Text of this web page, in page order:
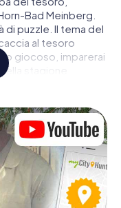
Bad Meinberg.
puzzle. Il tema del
al tesoro
giocoso, imparerai
stagione
gli indizi e
Meinberg
di amici o membri
caccia al tesoro
Tutto ciò di cui hai